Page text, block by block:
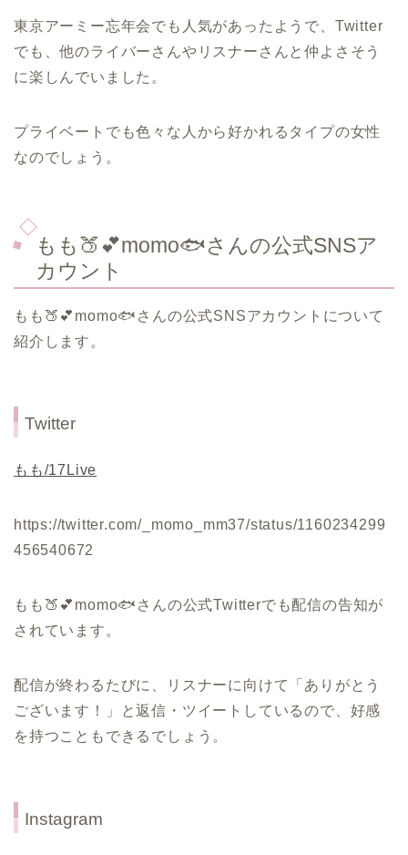
東京アーミー忘年会でも人気があったようで、Twitter
でも、他のライバーさんやリスナーさんと仲よさそう
に楽しんでいました。
プライベートでも色々な人から好かれるタイプの女性
なのでしょう。
もも🍑💕momo🐟さんの公式SNSア
カウント
もも🍑💕momo🐟さんの公式SNSアカウントについて
紹介します。
Twitter
もも/17Live
https://twitter.com/_momo_mm37/status/1160234299
456540672
もも🍑💕momo🐟さんの公式Twitterでも配信の告知が
されています。
配信が終わるたびに、リスナーに向けて「ありがとう
ございます！」と返信・ツイートしているので、好感
を持つこともできるでしょう。
Instagram